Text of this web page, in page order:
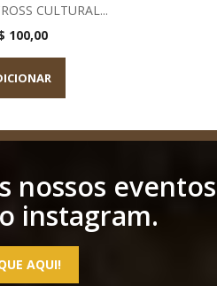
CULTURAL...
100,00
nossos eventos
instagram.
AQUI!